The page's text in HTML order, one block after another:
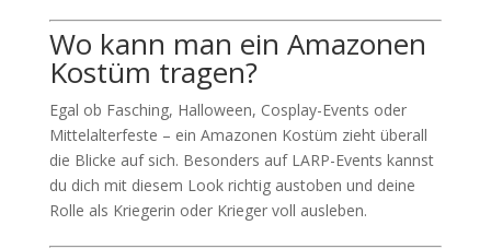
Wo kann man ein Amazonen
Kostüm tragen?
Egal ob Fasching, Halloween, Cosplay-Events oder
Mittelalterfeste – ein Amazonen Kostüm zieht überall
die Blicke auf sich. Besonders auf LARP-Events kannst
du dich mit diesem Look richtig austoben und deine
Rolle als Kriegerin oder Krieger voll ausleben.